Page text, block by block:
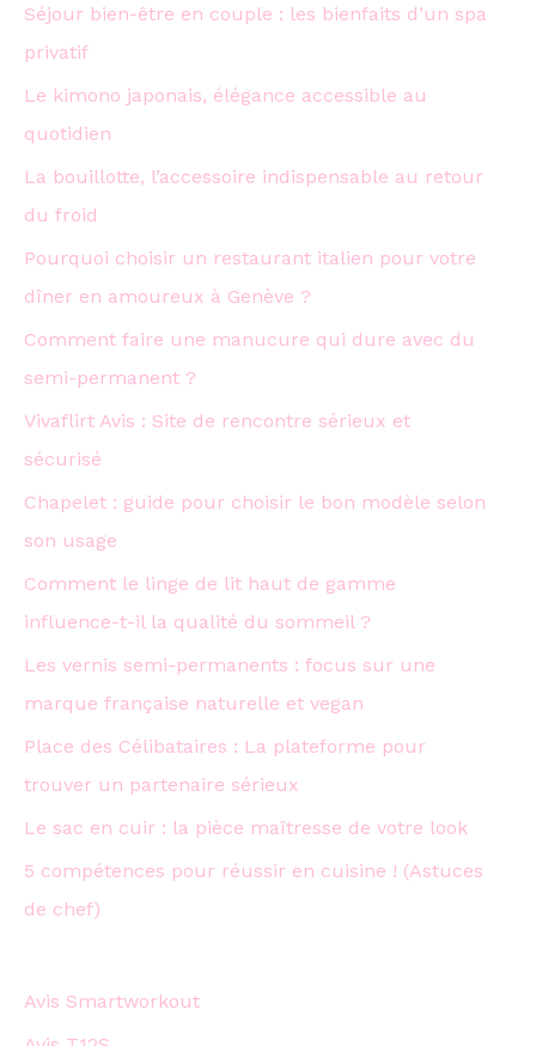
Séjour bien-être en couple : les bienfaits d’un spa
privatif
Le kimono japonais, élégance accessible au
quotidien
La bouillotte, l’accessoire indispensable au retour
du froid
Pourquoi choisir un restaurant italien pour votre
dîner en amoureux à Genève ?
Comment faire une manucure qui dure avec du
semi-permanent ?
Vivaflirt Avis : Site de rencontre sérieux et
sécurisé
Chapelet : guide pour choisir le bon modèle selon
son usage
Comment le linge de lit haut de gamme
influence-t-il la qualité du sommeil ?
Les vernis semi-permanents : focus sur une
marque française naturelle et vegan
Place des Célibataires : La plateforme pour
trouver un partenaire sérieux
Le sac en cuir : la pièce maîtresse de votre look
5 compétences pour réussir en cuisine ! (Astuces
de chef)
Avis Smartworkout